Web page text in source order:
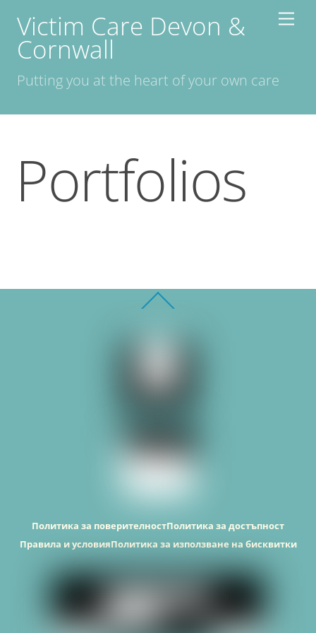
content
Victim Care Devon &
Cornwall
Putting you at the heart of your own care
Portfolios
To
Политика за поверителностПолитика за достъпност
Правила и условияПолитика за използване на бисквитки